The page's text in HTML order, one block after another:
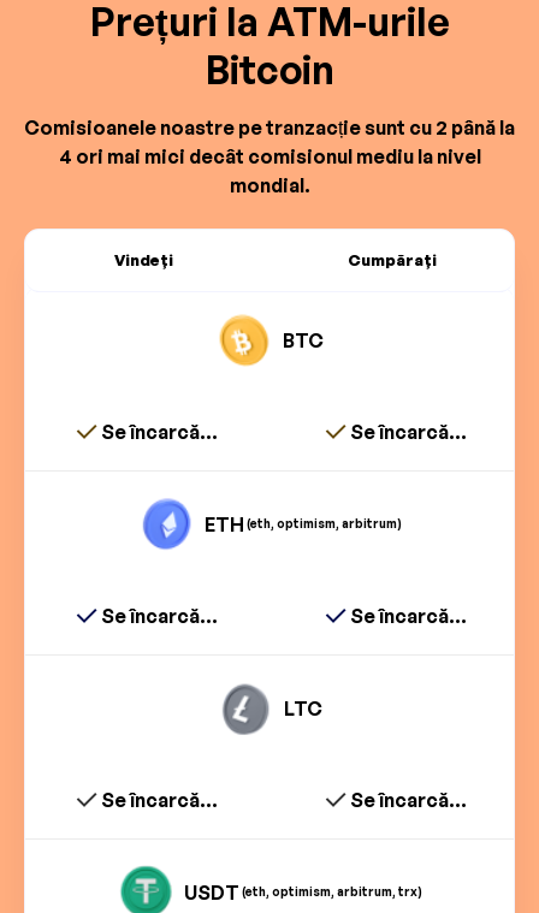
Prețuri la ATM-urile
Bitcoin
Comisioanele noastre pe tranzacție sunt cu 2 până la
4 ori mai mici decât comisionul mediu la nivel
mondial.
Vindeți Cumpărați
BTC
Se încarcă... Se încarcă...
ETH (eth, optimism, arbitrum)
Se încarcă... Se încarcă...
LTC
Se încarcă... Se încarcă...
USDT (eth, optimism, arbitrum, trx)